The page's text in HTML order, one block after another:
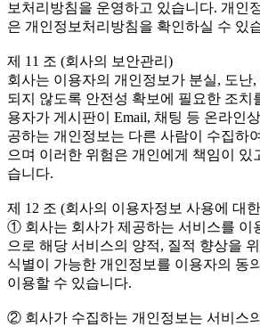
보처리방침을 운영하고 있습니다. 개인
은 개인정보처리방침을 확인하실 수 있
제 11 조 (회사의 보안관리)
회사는 이용자의 개인정보가 분실, 도난
되지 않도록 안전성 확보에 필요한 조치
용자가 게시판이 Email, 채팅 등 온라인
공하는 개인정보는 다른 사람이 수집하
으며 이러한 위험은 개인에게 책임이 있
습니다.
제 12 조 (회사의 이용자정보 사용에 대
① 회사는 회사가 제공하는 서비스를 이
으로 해당 서비스의 양적, 질적 향상을
식별이 가능한 개인정보를 이용자의 동
이용할 수 있습니다.
② 회사가 수집하는 개인정보는 서비스